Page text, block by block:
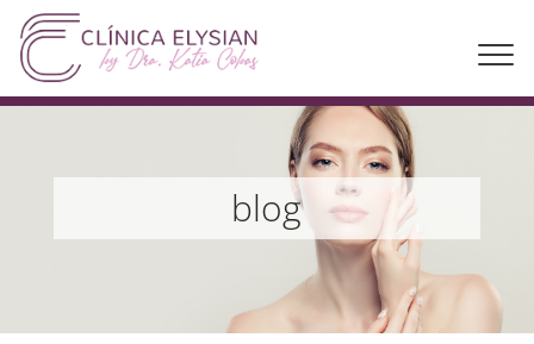
blog